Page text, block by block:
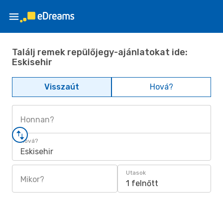
Találj remek repülőjegy-ajánlatokat ide:
Eskisehir
Visszaút Hová?
Honnan?
Hová?
Eskisehir
Mikor?
Utasok
1 felnőtt